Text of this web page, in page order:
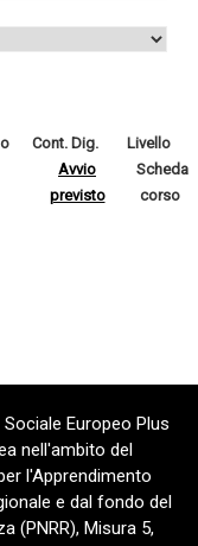
Cont. Dig.
Livello
Avvio
previsto
Scheda
corso
Europeo Plus
nell'ambito del
l'Apprendimento
e dal fondo del
(PNRR), Misura 5,